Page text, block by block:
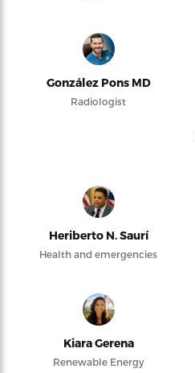
González Pons MD
Radiologist
Heriberto N. Saurí
Health and emergencies
Kiara Gerena
Renewable Energy